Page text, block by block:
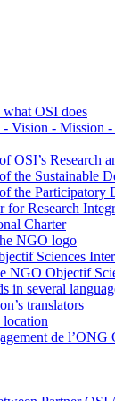
OSI does
Vision - Mission -
OSI’s Research
the Sustainable
the Participatory
for Research
Charter
NGO logo
Sciences
NGO Objectif
in several
translators
location
de